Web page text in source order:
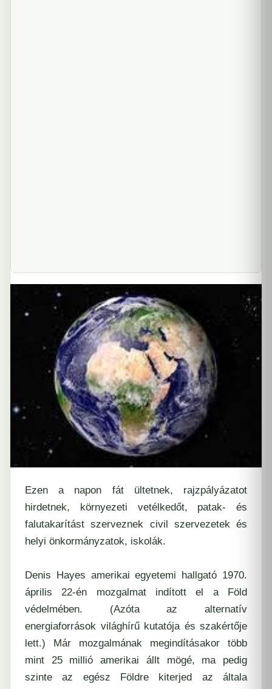
Ezen a napon fát ültetnek, rajzpályázatot
hirdetnek, környezeti vetélkedőt, patak- és
falutakarítást szerveznek civil szervezetek és
helyi önkormányzatok, iskolák.
Denis Hayes amerikai egyetemi hallgató 1970.
április 22-én mozgalmat indított el a Föld
védelmében. (Azóta az alternatív
energiaforrások világhírű kutatója és szakértője
lett.) Már mozgalmának megindításakor több
mint 25 millió amerikai állt mögé, ma pedig
szinte az egész Földre kiterjed az általa